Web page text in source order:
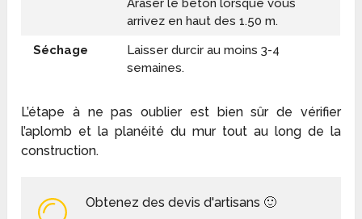
Araser le béton lorsque vous
arrivez en haut des 1.50 m.
Séchage
Laisser durcir au moins 3-4
semaines.
L’étape à ne pas oublier est bien sûr de vérifier
l’aplomb et la planéité du mur tout au long de la
construction.
Obtenez des devis d'artisans 🙂